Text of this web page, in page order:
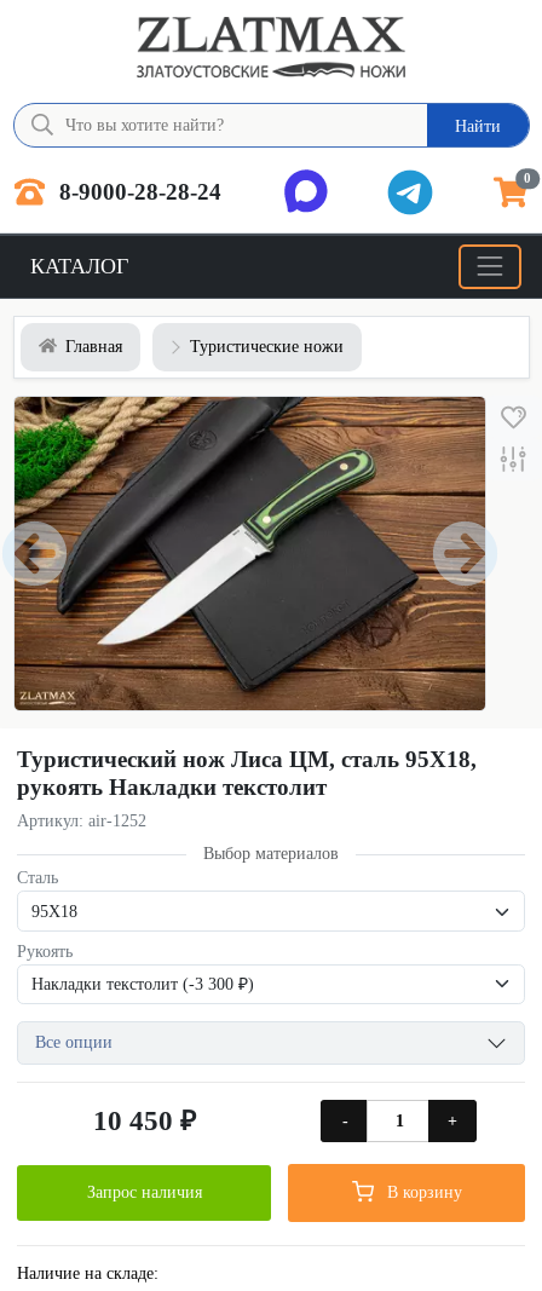
Найти
8-9000-28-28-24 0
КАТАЛОГ
Главная Туристические ножи
Туристический нож Лиса ЦМ, сталь 95Х18,
рукоять Накладки текстолит
Артикул: air-1252
Выбор материалов
Сталь
Рукоять
Все опции
10 450 ₽ - +
Запрос наличия В корзину
Наличие на складе: